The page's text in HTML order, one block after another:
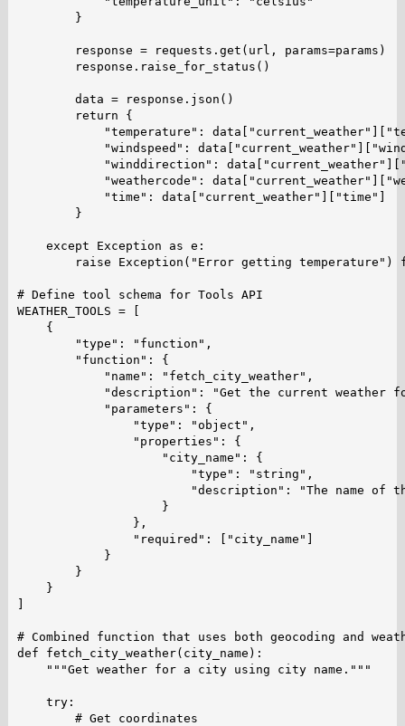
        }
        response = requests.get(url, params=params)
        response.raise_for_status()
        data = response.json()
        return {
"temperature":
"windspeed":
"winddirection":
"weathercode":
            "time": data["current_weather"]["time"]
        }
    except Exception as e:
raise Exception("Error getting temperature")
# Define tool schema for Tools API
WEATHER_TOOLS = [
    {
        "type": "function",
        "function": {
            "name": "fetch_city_weather",
"description": "Get the current weather
            "parameters": {
                "type": "object",
                "properties": {
                    "city_name": {
                        "type": "string",
"description": "The name of
                    }
                },
                "required": ["city_name"]
            }
        }
    }
# Combined function that uses both geocoding and
def fetch_city_weather(city_name):
    """Get weather for a city using city name."""
    try:
        # Get coordinates